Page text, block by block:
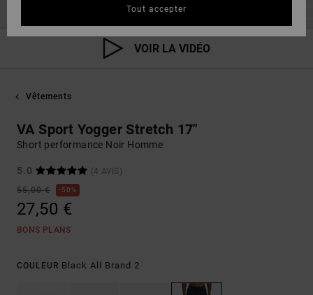
VOIR LA VIDÉO
Vêtements
VA Sport Yogger Stretch 17"
Short performance Noir Homme
5.0
(4 AVIS)
55,00 €
50%
27,50 €
BONS PLANS
COULEUR Black All Brand 2
Tout accepter